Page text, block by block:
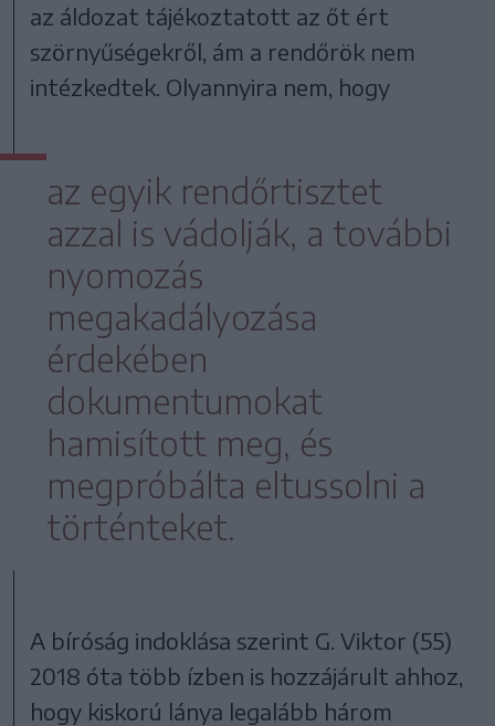
az áldozat tájékoztatott az őt ért
szörnyűségekről, ám a rendőrök nem
intézkedtek. Olyannyira nem, hogy
az egyik rendőrtisztet
azzal is vádolják, a további
nyomozás
megakadályozása
érdekében
dokumentumokat
hamisított meg, és
megpróbálta eltussolni a
történteket.
A bíróság indoklása szerint G. Viktor (55)
2018 óta több ízben is hozzájárult ahhoz,
hogy kiskorú lánya legalább három